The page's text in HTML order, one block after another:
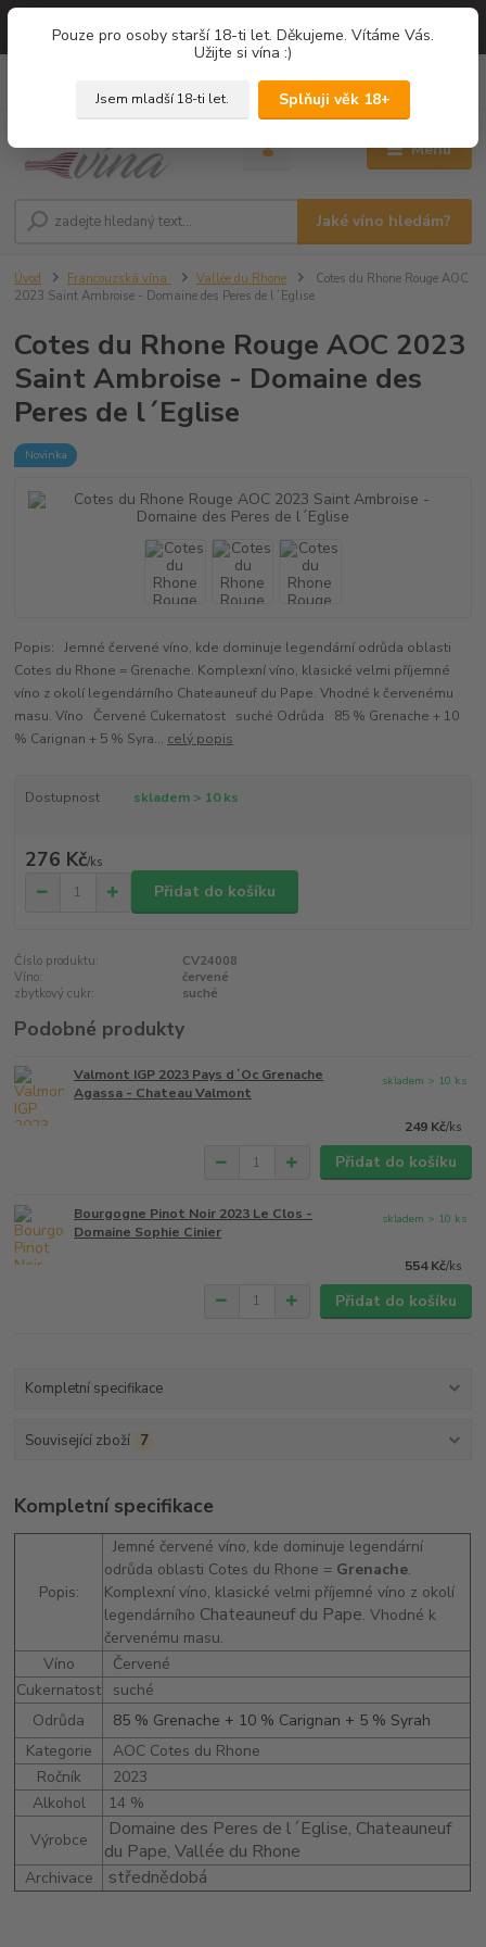
===
Pouze pro osoby starší 18-ti let. Děkujeme. Vítáme Vás.
Užijte si vína :)
Jsem mladší 18-ti let. Splňuji věk 18+
Menu
Jaké víno hledám?
0,00 Kč
Úvod Francouzská vína Vallée du Rhone
Cotes du Rhone Rouge AOC
2023 Saint Ambroise - Domaine des Peres de l´Eglise
Cotes du Rhone Rouge AOC 2023
Saint Ambroise - Domaine des
Peres de l´Eglise
Novinka
Popis: Jemné červené víno, kde dominuje legendární odrůda oblasti
Cotes du Rhone = Grenache. Komplexní víno, klasické velmi příjemné
víno z okolí legendárního Chateauneuf du Pape. Vhodné k červenému
masu. Víno Červené Cukernatost suché Odrůda 85 % Grenache + 10
% Carignan + 5 % Syra... celý popis
Dostupnost skladem > 10 ks
276 Kč/ks
Přidat do košíku
Číslo produktu:
CV24008
Víno:
červené
zbytkový cukr:
suché
Podobné produkty
Valmont IGP 2023 Pays d´Oc Grenache
Agassa - Chateau Valmont
249 Kč/ks
skladem > 10 ks
Přidat do košíku
Bourgogne Pinot Noir 2023 Le Clos -
Domaine Sophie Cinier
554 Kč/ks
skladem > 10 ks
Přidat do košíku
Kompletní specifikace
Související zboží 7
Kompletní specifikace
Popis:
Jemné červené víno, kde dominuje legendární
odrůda oblasti Cotes du Rhone = Grenache.
Komplexní víno, klasické velmi příjemné víno z okolí
legendárního Chateauneuf du Pape. Vhodné k
červenému masu.
Víno
Červené
Cukernatost
suché
Odrůda
85 % Grenache + 10 % Carignan + 5 % Syrah
Kategorie
AOC Cotes du Rhone
Ročník
2023
Alkohol
14 %
Výrobce
Domaine des Peres de l´Eglise, Chateauneuf
du Pape, Vallée du Rhone
Archivace střednědobá